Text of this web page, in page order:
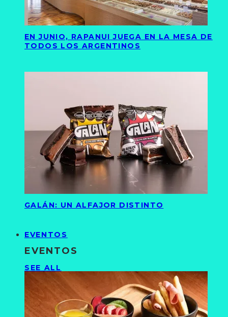
EN JUNIO, RAPANUI JUEGA EN LA MESA DE
TODOS LOS ARGENTINOS
GALÁN: UN ALFAJOR DISTINTO
EVENTOS
EVENTOS
SEE ALL